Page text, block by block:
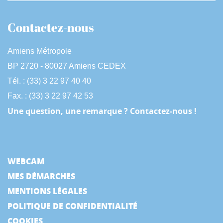
Contactez-nous
Amiens Métropole
BP 2720 - 80027 Amiens CEDEX
Tél. : (33) 3 22 97 40 40
Fax. : (33) 3 22 97 42 53
Une question, une remarque ? Contactez-nous !
WEBCAM
MES DÉMARCHES
MENTIONS LÉGALES
POLITIQUE DE CONFIDENTIALITÉ
COOKIES